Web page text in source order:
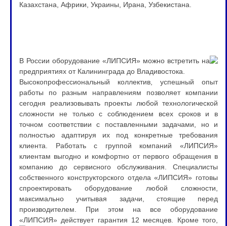
Казахстана, Африки, Украины, Ирана, Узбекистана.
В России оборудование «ЛИПСИЯ» можно встретить на
предприятиях от Калининграда до Владивостока.
Высокопрофессиональный коллектив, успешный опыт
работы по разным направлениям позволяет компании
сегодня реализовывать проекты любой технологической
сложности не только с соблюдением всех сроков и в
точном соответствии с поставленными задачами, но и
полностью адаптируя их под конкретные требования
клиента. Работать с группой компаний «ЛИПСИЯ»
клиентам выгодно и комфортно от первого обращения в
компанию до сервисного обслуживания. Специалисты
собственного конструкторского отдела «ЛИПСИЯ» готовы
спроектировать оборудование любой сложности,
максимально учитывая задачи, стоящие перед
производителем. При этом на все оборудование
«ЛИПСИЯ» действует гарантия 12 месяцев. Кроме того,